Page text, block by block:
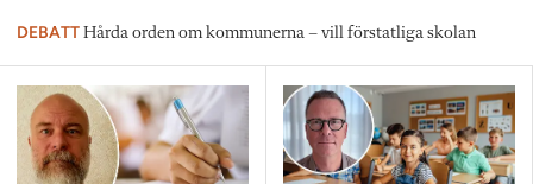
DEBATT Hårda orden om kommunerna – vill förstatliga skolan